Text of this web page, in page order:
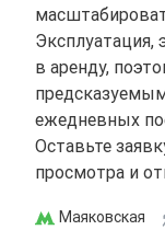
Эксплуатация,
в аренду,
ежедневных
Оставьте
просмотра и
Маяковская